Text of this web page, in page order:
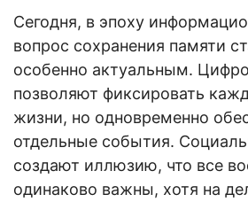
Сегодня, в эпоху
вопрос сохранения памяти
особенно актуальным.
позволяют фиксировать
жизни, но одновременно
отдельные события.
создают иллюзию, что все
одинаково важны, хотя на